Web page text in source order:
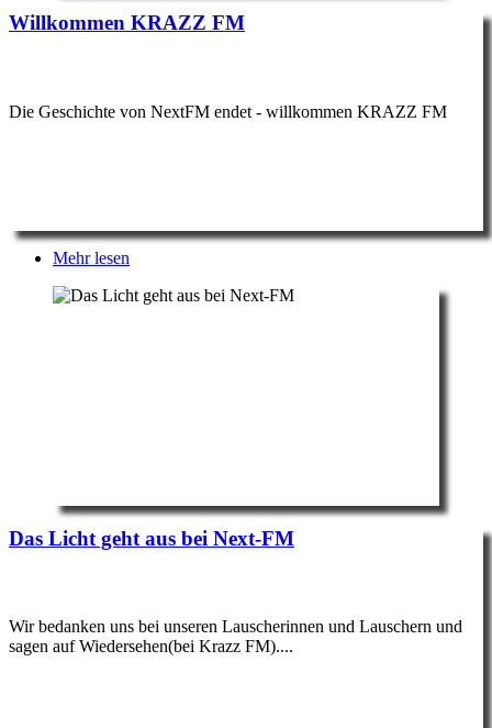
Willkommen KRAZZ FM
Die Geschichte von NextFM endet - willkommen KRAZZ FM
Mehr lesen
Das Licht geht aus bei Next-FM
Wir bedanken uns bei unseren Lauscherinnen und Lauschern und
sagen auf Wiedersehen(bei Krazz FM)....